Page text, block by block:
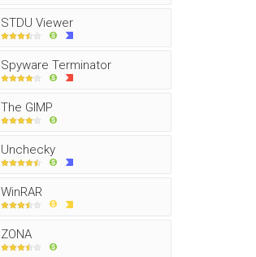
STDU Viewer
Spyware Terminator
The GIMP
Unchecky
WinRAR
ZONA